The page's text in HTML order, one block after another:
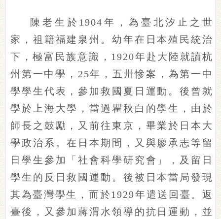
陳老生於1904年，為臺北汐止之世
家，祖籍福建泉州。幼年在日本殖民統治
下，極富民族意識，1920年赴大陸就讀杭
州第一中學，25年，五卅慘案，為第一中
學學生代表，參加救國夏日運動。後曾就
學於上海大學，當過瞿秋白的學生，由於
師長之鼓勵，又前往東京，畢業於日本大
學政治系。在日本期間，又與廖承志等留
日學生參加「社會科學研究會」，及留日
學生的反日救國運動。後被日本當局發現
其為臺灣學生，而於1929年遣送回臺。返
臺後，又參加蔣渭水領導的抗日運動，並